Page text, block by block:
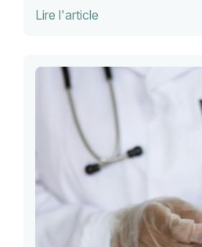
financières importantes pour
Lire l'article